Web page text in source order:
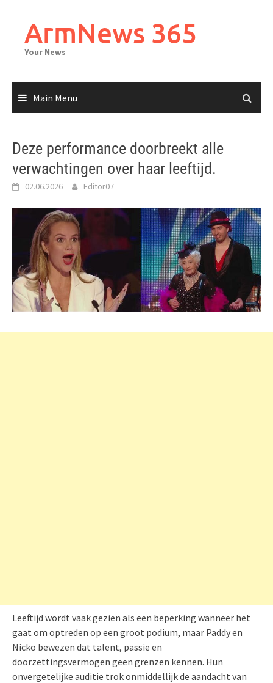
contentArmNews 365
Your News
Main Menu
Deze performance doorbreekt alle
verwachtingen over haar leeftijd.
02.06.2026 Editor07
Leeftijd wordt vaak gezien als een beperking wanneer het
gaat om optreden op een groot podium, maar Paddy en
Nicko bewezen dat talent, passie en
doorzettingsvermogen geen grenzen kennen. Hun
onvergetelijke auditie trok onmiddellijk de aandacht van